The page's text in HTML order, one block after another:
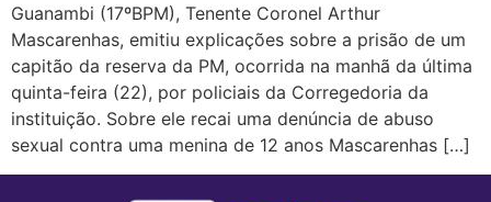
Guanambi (17ºBPM), Tenente Coronel Arthur
Mascarenhas, emitiu explicações sobre a prisão de um
capitão da reserva da PM, ocorrida na manhã da última
quinta-feira (22), por policiais da Corregedoria da
instituição. Sobre ele recai uma denúncia de abuso
sexual contra uma menina de 12 anos Mascarenhas […]